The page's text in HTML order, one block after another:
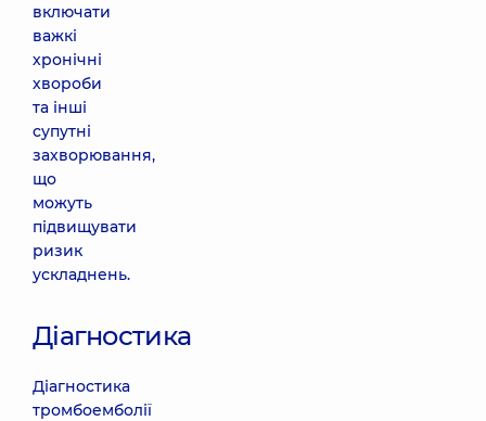
включати
важкі
хронічні
хвороби
та інші
супутні
захворювання,
що
можуть
підвищувати
ризик
ускладнень.
Діагностика
Діагностика
тромбоемболії